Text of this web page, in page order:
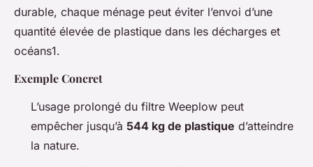
durable, chaque ménage peut éviter l’envoi d’une
quantité élevée de plastique dans les décharges et
océans1.
Exemple Concret
L’usage prolongé du filtre Weeplow peut
empêcher jusqu’à 544 kg de plastique d’atteindre
la nature.